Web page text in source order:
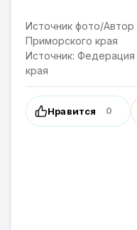
Источник фото/Автор
Приморского края
Источник: Федерация
края
Нравится 0